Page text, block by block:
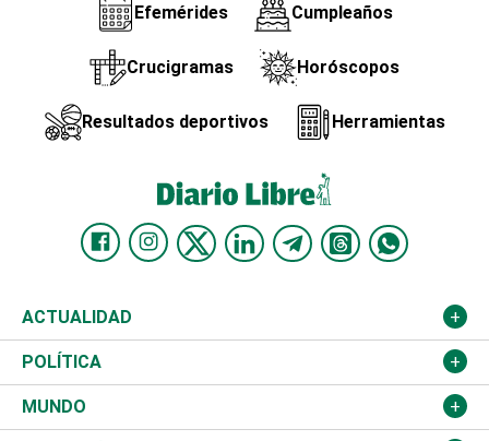
Efemérides Cumpleaños
Crucigramas Horóscopos
Resultados deportivos Herramientas
ACTUALIDAD
Nacional
Ciudad
POLÍTICA
Partidos
MUNDO